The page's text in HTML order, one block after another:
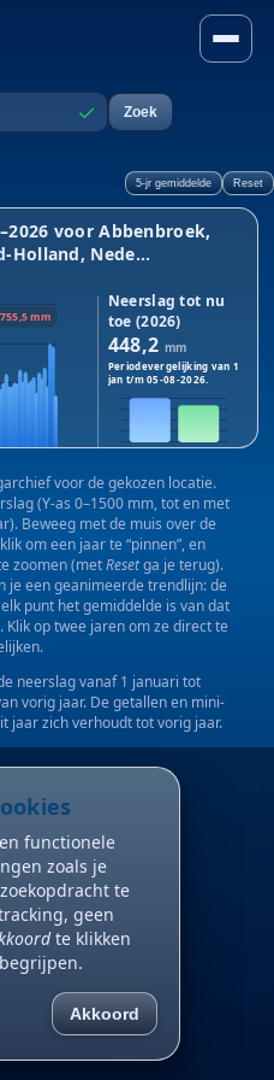
✓ Zoek
5-jr gemiddelde Reset
voor Abbenbroek,
Holland, Nede...
2025
mm
Neerslag tot nu
toe (2026)
448,2 mm
Periodevergelijking van 1
jan t/m05-08-2026.
2026 2025
Dit jaar: 448,2
mm · Vorig
jaar:375,3mm
Verschil:+72,9 mm
voor de gekozen locatie.
(Y-as 0–1500 mm, tot en met
Beweeg met de muis over de
om een jaar te “pinnen”, en
zoomen (metResetga je terug).
je een geanimeerde trendlijn: de
punt het gemiddelde is van dat
op twee jaren om ze direct te
neerslag vanaf 1 januari tot
vorig jaar. De getallen en mini-
jaar zich verhoudt tot vorig jaar.
functionele
zoals je
te
geen
te klikken
Akkoord